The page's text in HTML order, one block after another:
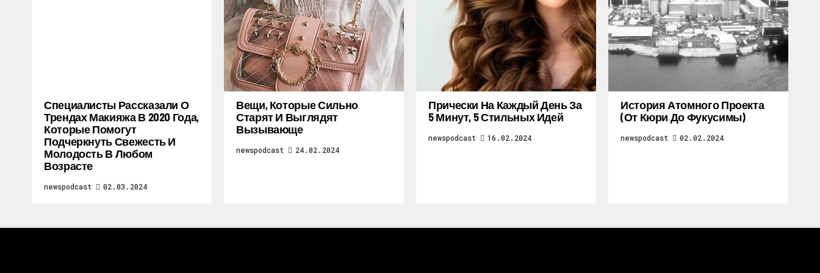
Специалисты Рассказали О
Трендах Макияжа В 2020 Года,
Которые Помогут
Подчеркнуть Свежесть И
Молодость В Любом
Возрасте
newspodcast 02.03.2024
Вещи, Которые Сильно
Старят И Выглядят
Вызывающе
newspodcast 24.02.2024
Прически На Каждый День За
5 Минут, 5 Стильных Идей
newspodcast 16.02.2024
История Атомного Проекта
(от Кюри До Фукусимы)
newspodcast 02.02.2024